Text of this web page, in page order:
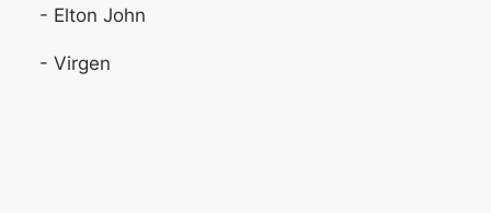
- Elton John
- Virgen